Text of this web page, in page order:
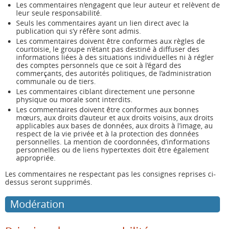
Les commentaires n’engagent que leur auteur et relèvent de
leur seule responsabilité.
Seuls les commentaires ayant un lien direct avec la
publication qui s’y réfère sont admis.
Les commentaires doivent être conformes aux règles de
courtoisie, le groupe n’étant pas destiné à diffuser des
informations liées à des situations individuelles ni à régler
des comptes personnels que ce soit à l’égard des
commerçants, des autorités politiques, de l’administration
communale ou de tiers.
Les commentaires ciblant directement une personne
physique ou morale sont interdits.
Les commentaires doivent être conformes aux bonnes
mœurs, aux droits d’auteur et aux droits voisins, aux droits
applicables aux bases de données, aux droits à l’image, au
respect de la vie privée et à la protection des données
personnelles. La mention de coordonnées, d’informations
personnelles ou de liens hypertextes doit être également
appropriée.
Les commentaires ne respectant pas les consignes reprises ci-
dessus seront supprimés.
Modération